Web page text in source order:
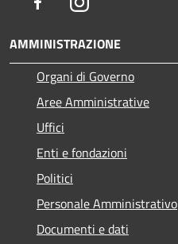
AMMINISTRAZIONE
Organi di Governo
Aree Amministrative
Uffici
Enti e fondazioni
Politici
Personale Amministrativo
Documenti e dati